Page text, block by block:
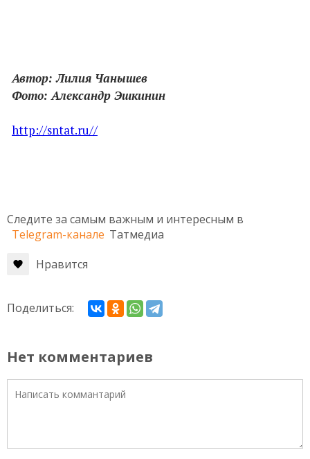
Автор: Лилия Чанышев
Фото: Александр Эшкинин
http://sntat.ru//
Следите за самым важным и интересным в
Telegram-канале Татмедиа
Нравится
Поделиться:
Нет комментариев